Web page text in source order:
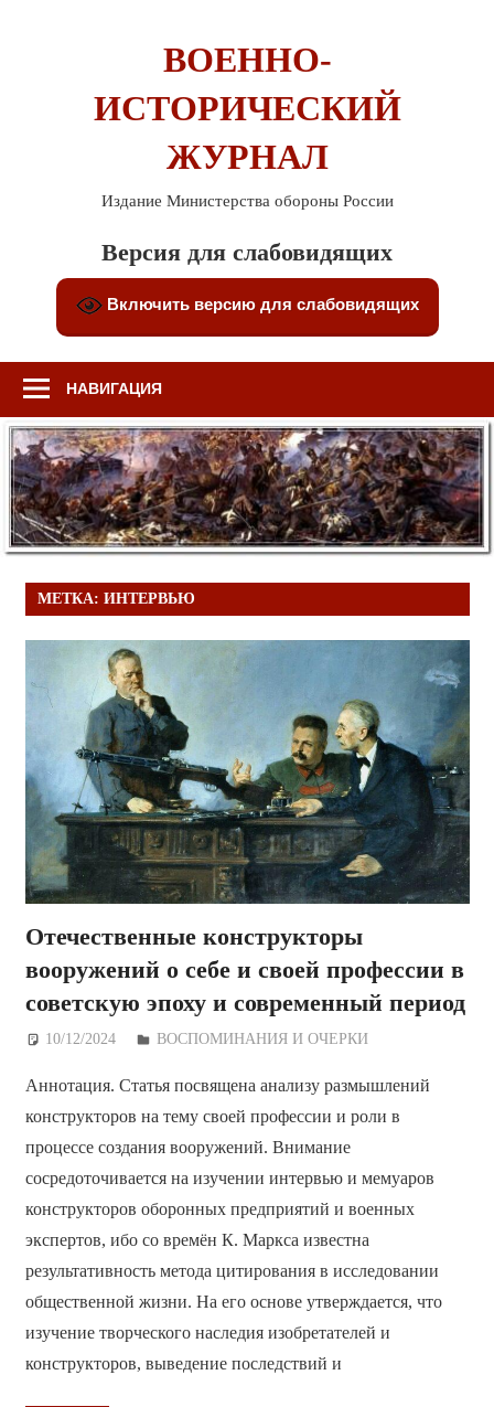
ВОЕННО-
ИСТОРИЧЕСКИЙ
ЖУРНАЛ
Издание Министерства обороны России
Версия для слабовидящих
Включить версию для слабовидящих
НАВИГАЦИЯ
МЕТКА: ИНТЕРВЬЮ
Отечественные конструкторы
вооружений о себе и своей профессии в
советскую эпоху и современный период
10/12/2024 Дежурный по Редакции
ВОСПОМИНАНИЯ И ОЧЕРКИ
Аннотация. Статья посвящена анализу размышлений
конструкторов на тему своей профессии и роли в
процессе создания вооружений. Внимание
сосредоточивается на изучении интервью и мемуаров
конструкторов оборонных предприятий и военных
экспертов, ибо со времён К. Маркса известна
результативность метода цитирования в исследовании
общественной жизни. На его основе утверждается, что
изучение творческого наследия изобретателей и
конструкторов, выведение последствий и